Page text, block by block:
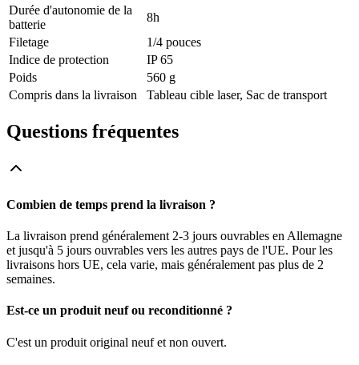
Durée d'autonomie de la
batterie
8h
Filetage
1/4 pouces
Indice de protection
IP 65
Poids
560 g
Compris dans la livraison
Tableau cible laser, Sac de transport
Questions fréquentes
Combien de temps prend la livraison ?
La livraison prend généralement 2-3 jours ouvrables en Allemagne
et jusqu'à 5 jours ouvrables vers les autres pays de l'UE. Pour les
livraisons hors UE, cela varie, mais généralement pas plus de 2
semaines.
Est-ce un produit neuf ou reconditionné ?
C'est un produit original neuf et non ouvert.